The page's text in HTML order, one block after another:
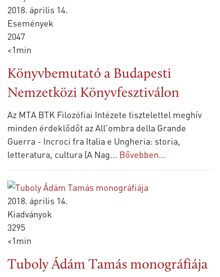
2018. április 14.
Események
2047
<1min
Könyvbemutató a Budapesti
Nemzetközi Könyvfesztiválon
Az MTA BTK Filozófiai Intézete tisztelettel meghív
minden érdeklődőt az All'ombra della Grande
Guerra - Incroci fra Italia e Ungheria: storia,
letteratura, cultura (A Nag... Bővebben...
2018. április 14.
Kiadványok
3295
<1min
Tuboly Ádám Tamás monográfiája